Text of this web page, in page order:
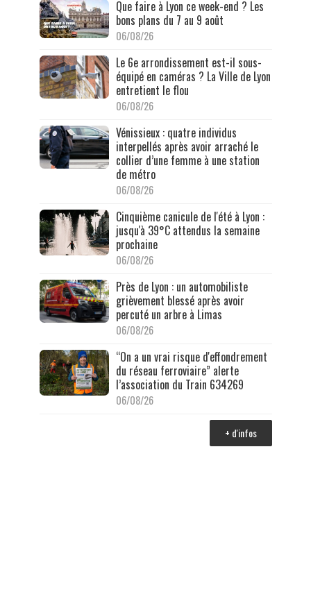
Que faire à Lyon ce week-end ? Les
bons plans du 7 au 9 août
06/08/26
Le 6e arrondissement est-il sous-
équipé en caméras ? La Ville de Lyon
entretient le flou
06/08/26
Vénissieux : quatre individus
interpellés après avoir arraché le
collier d’une femme à une station
de métro
06/08/26
Cinquième canicule de l'été à Lyon :
jusqu'à 39°C attendus la semaine
prochaine
06/08/26
Près de Lyon : un automobiliste
grièvement blessé après avoir
percuté un arbre à Limas
06/08/26
“On a un vrai risque d'effondrement
du réseau ferroviaire” alerte
l’association du Train 634269
06/08/26
+ d'infos